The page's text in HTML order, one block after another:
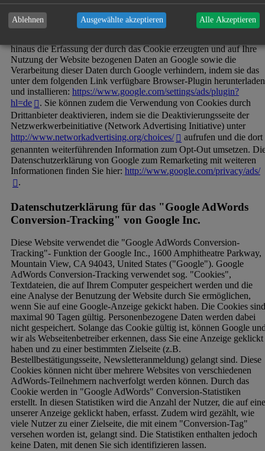
Cookies durch eine entsprechende Einstellung Ihrer Browser-
Software unterbinden. Wir weisen Sie jedoch darauf hin, dass Sie in
diesem Fall gegebenenfalls nicht sämtliche Funktionen dieser
hinaus die Erfassung der durch das Cookie erzeugten und auf Ihre
Nutzung der Website bezogenen Daten an Google sowie die
Verarbeitung dieser Daten durch Google verhindern, indem sie das
unter dem folgenden Link verfügbare Browser-Plugin herunterladen
und installieren: https://www.google.com/settings/ads/plugin?
hl=de
. Sie können zudem die Verwendung von Cookies durch
Drittanbieter deaktivieren, indem sie die Deaktivierungsseite der
Netzwerkwerbeinitiative (Network Advertising Initiative) unter
http://www.networkadvertising.org/choices/
aufrufen und die dort
genannten weiterführenden Information zum Opt-Out umsetzen.
Datenschutzerklärung von Google zum Remarketing mit weiteren
Informationen finden Sie hier: http://www.google.com/privacy/ads/
.
Datenschutzerklärung für das "Google AdWords
Conversion-Tracking" von Google Inc.
Diese Website verwendet die "Google AdWords Conversion-
Tracking"- Funktion der Google Inc., 1600 Amphitheatre Parkway,
Mountain View, CA 94043, United States ("Google"). Google
AdWords Conversion-Tracking verwendet sog. "Cookies",
Textdateien, die auf Ihrem Computer gespeichert werden und die
eine Analyse der Benutzung der Website durch Sie ermöglichen,
wenn Sie auf eine Google-Anzeige gekickt haben. Die Cookies sind
maximal 90 Tagen gültig. Personenbezogene Daten werden dabei
nicht gespeichert. Solange das Cookie gültig ist, können Google
wir als Webseitenbetreiber erkennen, dass Sie eine Anzeige geklickt
haben und zu einer bestimmten Zielseite (z.B.
Bestellbestätigungsseite, Newsletteranmeldung) gelangt sind. Diese
Cookies können nicht über mehrere Websites von verschiedenen
AdWords-Teilnehmern nachverfolgt werden können. Durch das
Cookie werden in "Google AdWords" Conversion-Statistiken
erstellt. In diesen Statistiken wird die Anzahl der Nutzer, die auf eine
unserer Anzeige geklickt haben, erfasst. Zudem wird gezählt, wie
viele Nutzer zu einer Zielseite, die mit einem "Conversion-Tag"
versehen worden ist, gelangt sind. Die Statistiken enthalten jedoch
keine Daten, mit denen Sie sich identifizieren lassen.
Ablehnen Ausgewählte akzeptieren Alle Akzeptieren